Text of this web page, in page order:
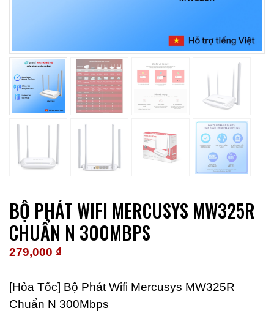
BỘ PHÁT WIFI MERCUSYS MW325R
CHUẨN N 300MBPS
279,000 ₫
[Hỏa Tốc] Bộ Phát Wifi Mercusys MW325R
Chuẩn N 300Mbps